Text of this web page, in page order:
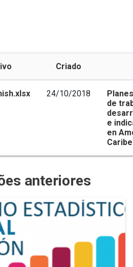
Criado
24/10/2018
de
e
en
Caribe
anteriores